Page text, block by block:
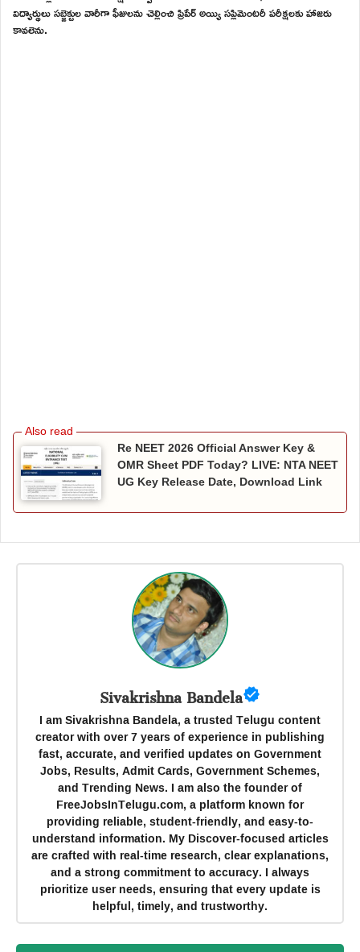
విద్యార్థులు సబ్జెక్టుల వారీగా ఫీజులను చెల్లించి ప్రిపేర్ అయ్యి సప్లిమెంటరీ పరీక్షలకు హాజరు
కావలెను.
Re NEET 2026 Official Answer Key &
OMR Sheet PDF Today? LIVE: NTA NEET
UG Key Release Date, Download Link
Sivakrishna Bandela
I am Sivakrishna Bandela, a trusted Telugu content
creator with over 7 years of experience in publishing
fast, accurate, and verified updates on Government
Jobs, Results, Admit Cards, Government Schemes,
and Trending News. I am also the founder of
FreeJobsInTelugu.com, a platform known for
providing reliable, student-friendly, and easy-to-
understand information. My Discover-focused articles
are crafted with real-time research, clear explanations,
and a strong commitment to accuracy. I always
prioritize user needs, ensuring that every update is
helpful, timely, and trustworthy.